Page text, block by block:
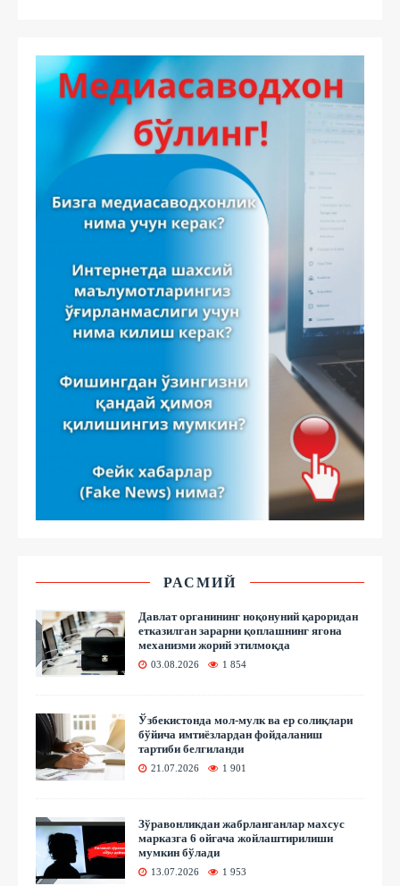
РАСМИЙ
Давлат органининг ноқонуний қароридан
етказилган зарарни қоплашнинг ягона
механизми жорий этилмоқда
03.08.2026 1 854
Ўзбекистонда мол-мулк ва ер солиқлари
бўйича имтиёзлардан фойдаланиш
тартиби белгиланди
21.07.2026 1 901
Зўравонликдан жабрланганлар махсус
марказга 6 ойгача жойлаштирилиши
мумкин бўлади
13.07.2026 1 953